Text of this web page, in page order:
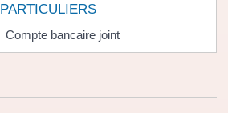
PARTICULIERS
Compte bancaire joint